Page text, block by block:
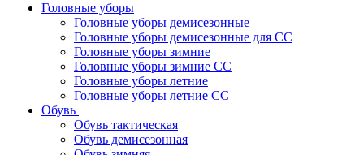
Головные уборы
Головные уборы демисезонные
Головные уборы демисезонные для СС
Головные уборы зимние
Головные уборы зимние СС
Головные уборы летние
Головные уборы летние СС
Обувь
Обувь тактическая
Обувь демисезонная